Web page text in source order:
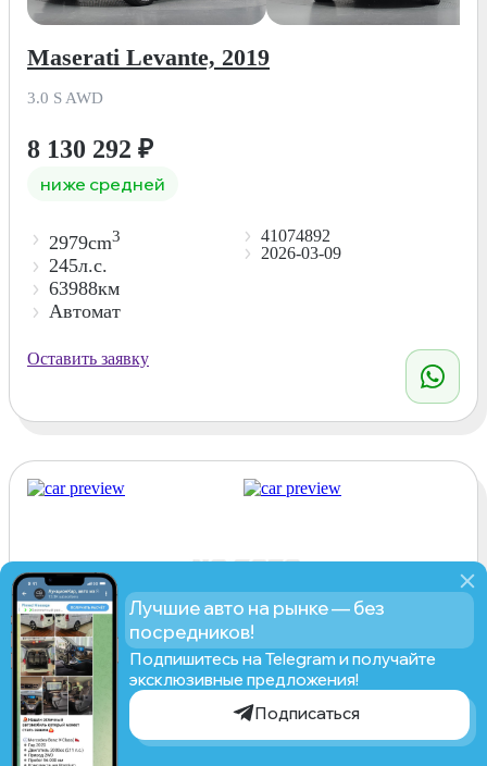
Рассчитать стоимость
Maserati Levante, 2019
3.0 S AWD
8 130 292 ₽
ниже средней
2979cm3
245л.с.
63988км
Автомат
41074892
2026-03-09
Оставить заявку
Maserati Levante, 2020
3.0 AWD Gr
Лучшие авто на рынке — без
посредников!
Подпишитесь на Telegram и получайте
эксклюзивные предложения!
Подписаться